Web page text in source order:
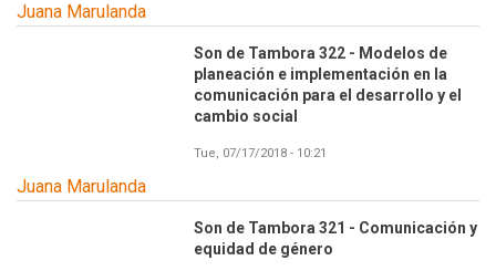
Juana Marulanda
Son de Tambora 322 - Modelos de
planeación e implementación en la
comunicación para el desarrollo y el
cambio social
Tue, 07/17/2018 - 10:21
Juana Marulanda
Son de Tambora 321 - Comunicación y
equidad de género